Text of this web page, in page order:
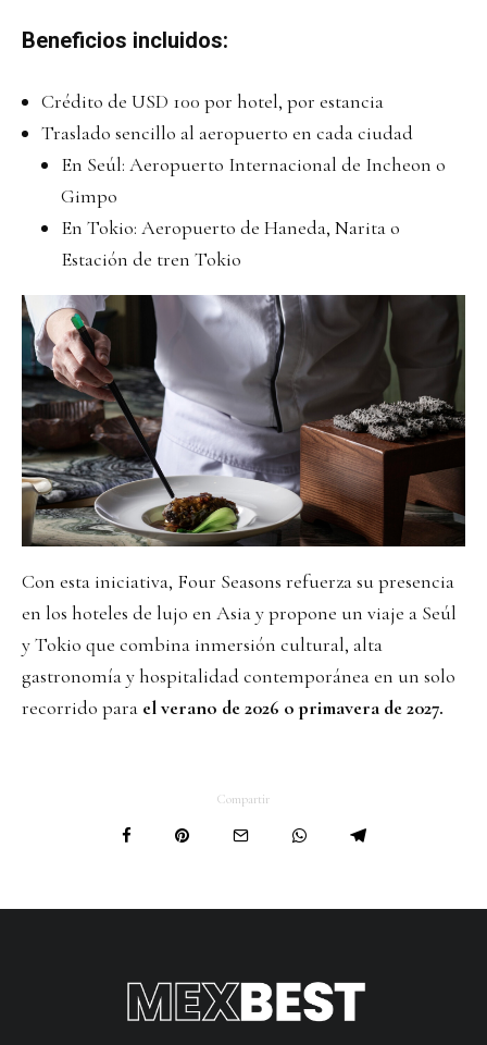
Beneficios incluidos:
Crédito de USD 100 por hotel, por estancia
Traslado sencillo al aeropuerto en cada ciudad
En Seúl: Aeropuerto Internacional de Incheon o
Gimpo
En Tokio: Aeropuerto de Haneda, Narita o
Estación de tren Tokio
Con esta iniciativa, Four Seasons refuerza su presencia
en los hoteles de lujo en Asia y propone un viaje a Seúl
y Tokio que combina inmersión cultural, alta
gastronomía y hospitalidad contemporánea en un solo
recorrido para el verano de 2026 o primavera de 2027.
Compartir